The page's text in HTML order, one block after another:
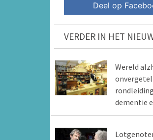
Deel op
VERDER IN HET
Wereld
dementie